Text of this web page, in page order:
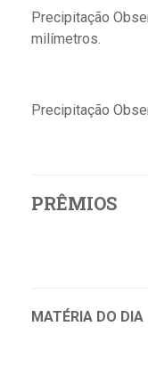
Precipitação
milímetros.
Precipitação
PRÊMIOS
MATÉRIA DO DIA